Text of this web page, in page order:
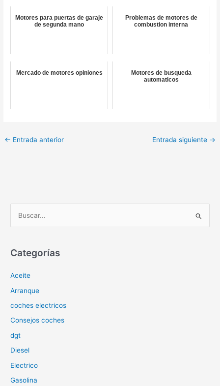
Motores para puertas de garaje
de segunda mano
Problemas de motores de
combustion interna
Mercado de motores opiniones
Motores de busqueda
automaticos
← Entrada anterior Entrada siguiente →
c
r
p
o
Categorías
Aceite
Arranque
coches electricos
Consejos coches
dgt
Diesel
Electrico
Gasolina